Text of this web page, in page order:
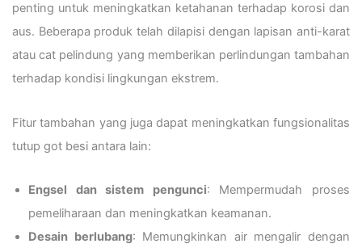
penting untuk meningkatkan ketahanan terhadap korosi dan
aus. Beberapa produk telah dilapisi dengan lapisan anti-karat
atau cat pelindung yang memberikan perlindungan tambahan
terhadap kondisi lingkungan ekstrem.
Fitur tambahan yang juga dapat meningkatkan fungsionalitas
tutup got besi antara lain:
Engsel dan sistem pengunci: Mempermudah proses
pemeliharaan dan meningkatkan keamanan.
Desain berlubang: Memungkinkan air mengalir dengan